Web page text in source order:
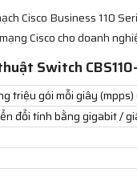
Cisco Business 110
Cisco cho doanh
Switch
triệu gói mỗi giây
đổi tính bằng gigabit /